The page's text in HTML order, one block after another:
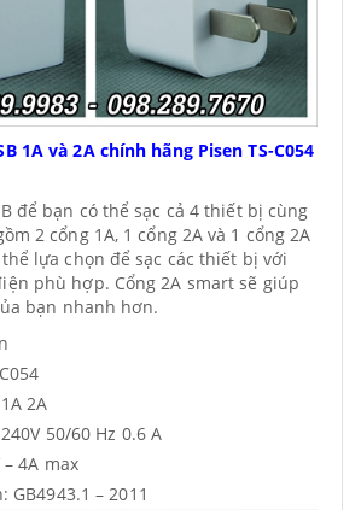
1A và 2A chính hãng Pisen TS-C054
để bạn có thể sạc cả 4 thiết bị cùng
2 cổng 1A, 1 cổng 2A và 1 cổng 2A
lựa chọn để sạc các thiết bị với
phù hợp. Cổng 2A smart sẽ giúp
bạn nhanh hơn.
2A
50/60 Hz 0.6 A
4A max
GB4943.1 – 2011